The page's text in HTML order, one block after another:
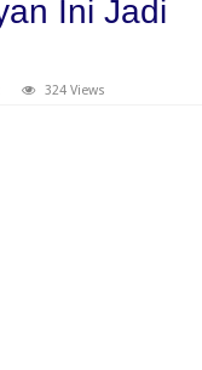
Ini Jadi
324 Views